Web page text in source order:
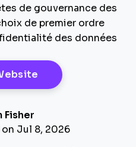
de gouvernance des
de premier ordre
des données
Opens New
Fisher
Jul 8, 2026